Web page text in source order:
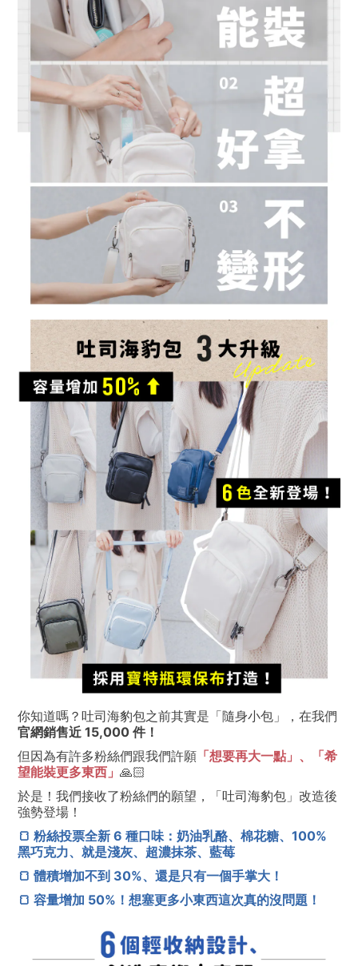
你知道嗎？吐司海豹包之前其實是「隨身小包」，在我們
官網銷售近 15,000 件！
但因為有許多粉絲們跟我們許願 「想要再大一點」、「希
望能裝更多東西」 🙏🏻
於是！我們接收了粉絲們的願望，「吐司海豹包」改造後
強勢登場！
🍞 粉絲投票全新 6 種口味：奶油乳酪、棉花糖、100%
黑巧克力、就是淺灰、超濃抹茶、藍莓
🍞 體積增加不到 30%、還是只有一個手掌大！
🍞 容量增加 50%！想塞更多小東西這次真的沒問題！